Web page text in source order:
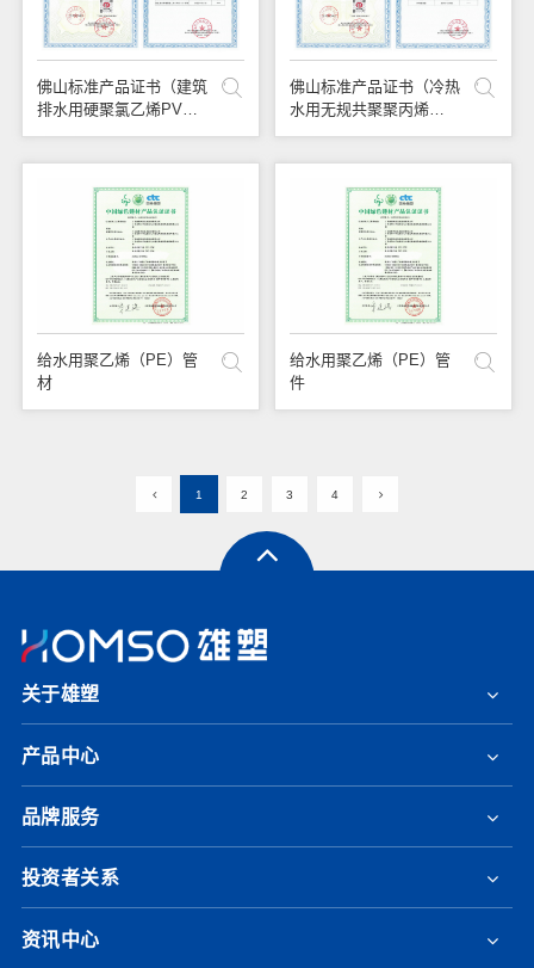
佛山标准产品证书（建筑
排水用硬聚氯乙烯PVC-
U管材）
佛山标准产品证书（冷热
水用无规共聚聚丙烯
PPR管材）
给水用聚乙烯（PE）管
材
给水用聚乙烯（PE）管
件
1 2 3 4
关于雄塑
产品中心
品牌服务
投资者关系
资讯中心